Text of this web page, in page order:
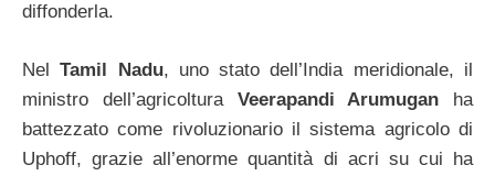
diffonderla.
NelTamil Nadu, uno stato dell’India meridionale, il
ministro dell’agricoltura Veerapandi Arumugan ha
battezzato come rivoluzionario il sistema agricolo di
Uphoff, grazie all’enorme quantità di acri su cui ha